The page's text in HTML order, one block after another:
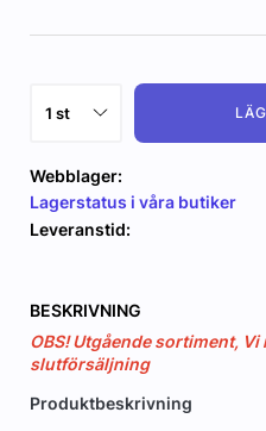
Webblager:
Lagerstatus i våra butiker
Leveranstid:
BESKRIVNING
OBS! Utgående sortiment,
slutförsäljning
Produktbeskrivning